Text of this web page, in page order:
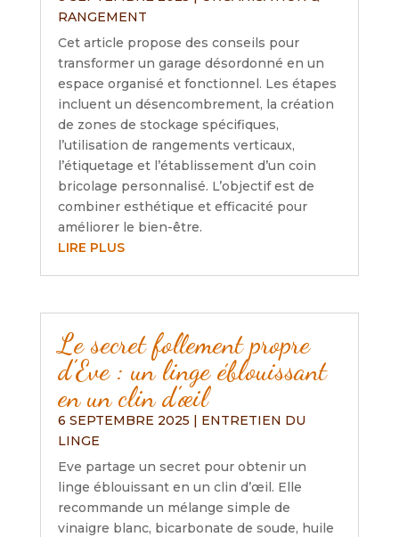
RANGEMENT
Cet article propose des conseils pour
transformer un garage désordonné en un
espace organisé et fonctionnel. Les étapes
incluent un désencombrement, la création
de zones de stockage spécifiques,
l’utilisation de rangements verticaux,
l’étiquetage et l’établissement d’un coin
bricolage personnalisé. L’objectif est de
combiner esthétique et efficacité pour
améliorer le bien-être.
LIRE PLUS
Le secret follement propre
d’Eve : un linge éblouissant
en un clin d’œil
6 SEPTEMBRE 2025 | ENTRETIEN DU
LINGE
Eve partage un secret pour obtenir un
linge éblouissant en un clin d’œil. Elle
recommande un mélange simple de
vinaigre blanc, bicarbonate de soude, huile